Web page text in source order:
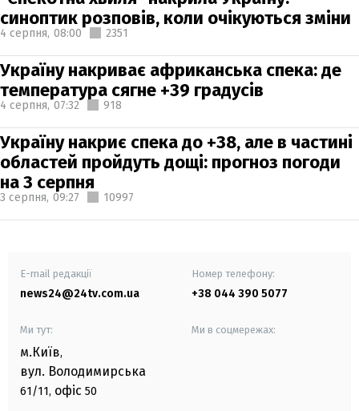
синоптик розповів, коли очікуються зміни
4 серпня, 08:00 2351
Україну накриває африканська спека: де
температура сягне +39 градусів
4 серпня, 07:32 918
Україну накриє спека до +38, але в частині
областей пройдуть дощі: прогноз погоди
на 3 серпня
3 серпня, 09:27 10997
E-mail редакції
news24@24tv.com.ua
Номер телефону:
+38 044 390 5077
Ми тут:
м.Київ,
вул. Володимирська
61/11, офіс 50
Ми в соцмережах: